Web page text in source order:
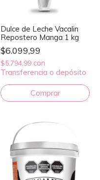
Dulce de Leche Vacalin
Repostero Manga 1 kg
$6.099,99
$5.794,99 con
Transferencia o depósito